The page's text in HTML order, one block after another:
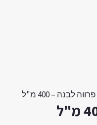
– 400 מ"ל